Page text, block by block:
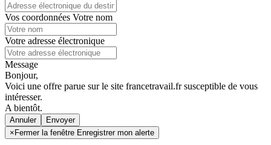
Vos coordonnées Votre nom
Votre adresse électronique
Message
Bonjour,
Voici une offre parue sur le site francetravail.fr susceptible de vous
intéresser.
A bientôt.
Annuler
× Fermer la fenêtre Enregistrer mon alerte